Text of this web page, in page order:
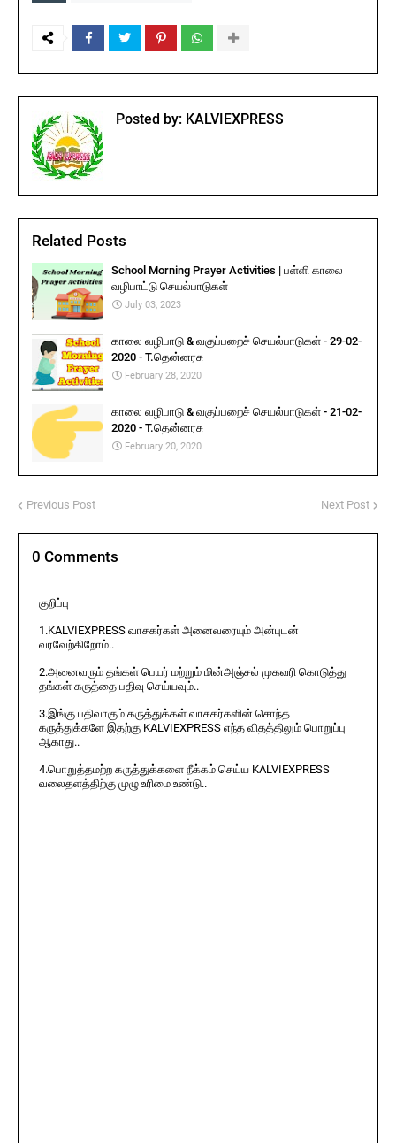
Posted by: KALVIEXPRESS
Related Posts
School Morning Prayer Activities | பள்ளி காலை
வழிபாட்டு செயல்பாடுகள்
July 03, 2023
காலை வழிபாடு & வகுப்பறைச் செயல்பாடுகள் - 29-02-
2020 - T.தென்னரசு
February 28, 2020
காலை வழிபாடு & வகுப்பறைச் செயல்பாடுகள் - 21-02-
2020 - T.தென்னரசு
February 20, 2020
Previous Post Next Post
0 Comments
குறிப்பு
1.KALVIEXPRESS வாசகர்கள் அனைவரையும் அன்புடன்
வரவேற்கிறோம்..
2.அனைவரும் தங்கள் பெயர் மற்றும் மின்அஞ்சல் முகவரி கொடுத்து
தங்கள் கருத்தை பதிவு செய்யவும்..
3.இங்கு பதிவாகும் கருத்துக்கள் வாசகர்களின் சொந்த
கருத்துக்களே இதற்கு KALVIEXPRESS எந்த விதத்திலும் பொறுப்பு
ஆகாது..
4.பொறுத்தமற்ற கருத்துக்களை நீக்கம் செய்ய KALVIEXPRESS
வலைதளத்திற்கு முழு உரிமை உண்டு..